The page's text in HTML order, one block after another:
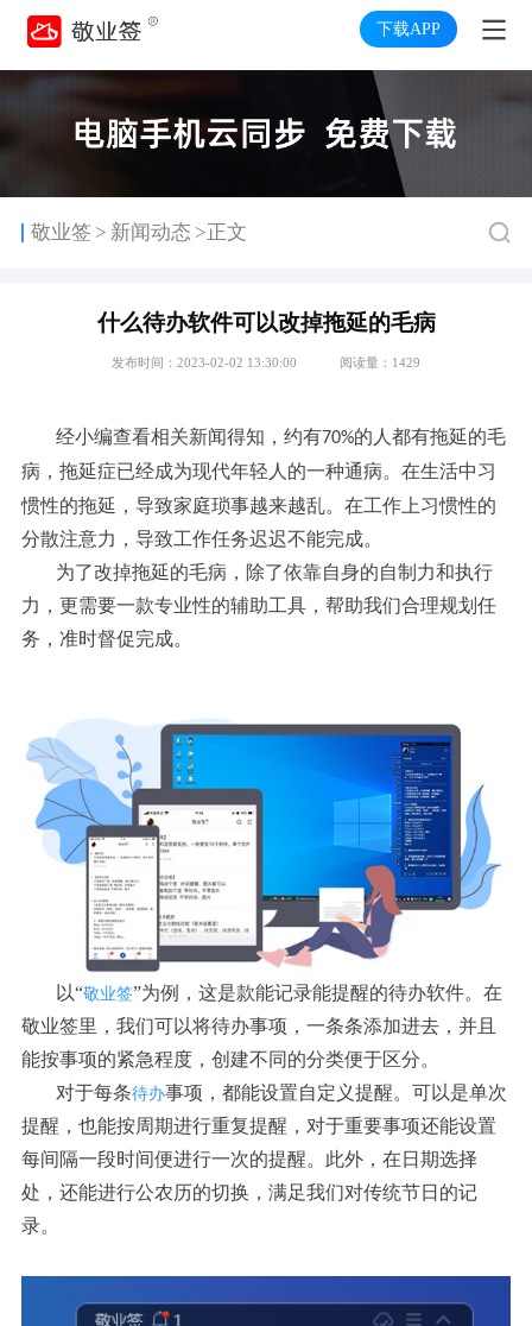
下载APP
敬业签 > 新闻动态 >正文
什么待办软件可以改掉拖延的毛病
发布时间：2023-02-02 13:30:00 阅读量：1429
经小编查看相关新闻得知，约有70%的人都有拖延的毛
病， 拖延症已经成为现代年轻人的一种通病。在生活中习
惯性的拖延，导致家庭琐事越来越乱。在工作上习惯性的
分散注意力，导致工作任务迟迟不能完成。
为了改掉拖延的毛病，除了依靠自身的自制力和执行
力，更需要一款专业性的辅助工具，帮助我们合理规划任
务，准时督促完成。
以“敬业签”为例，这是款能记录能提醒的待办软件。在
敬业签里，我们可以将待办事项，一条条添加进去，并且
能按事项的紧急程度，创建不同的分类便于区分。
对于每条待办事项，都能设置自定义提醒。可以是单次
提醒，也能按周期进行重复提醒，对于重要事项还能设置
每间隔一段时间便进行一次的提醒。此外，在日期选择
处，还能进行公农历的切换，满足我们对传统节日的记
录。